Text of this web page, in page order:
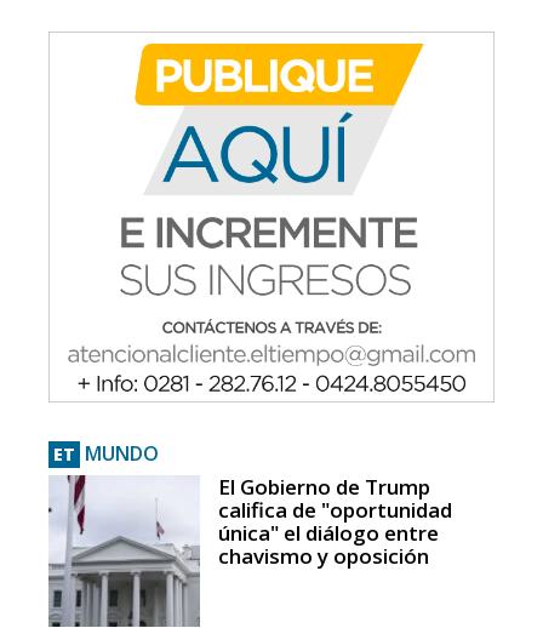
ET MUNDO
El Gobierno de Trump
califica de "oportunidad
única" el diálogo entre
chavismo y oposición